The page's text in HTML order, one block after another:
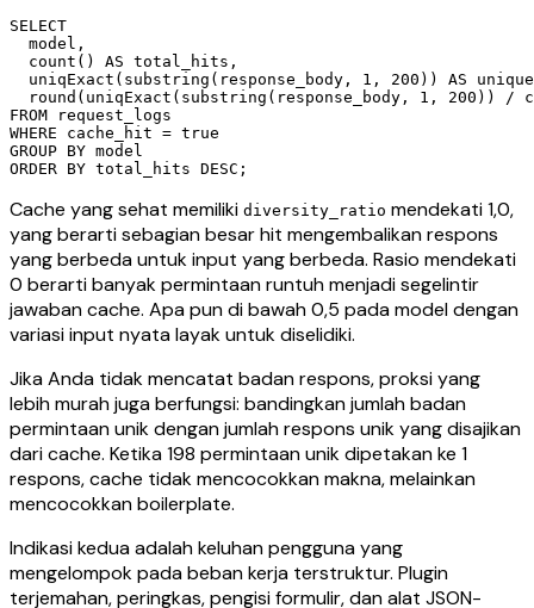
SELECT
  model,
  count() AS total_hits,
uniqExact(substring(response_body, 1, 200)) AS
round(uniqExact(substring(response_body, 1, 200)) /
FROM request_logs
WHERE cache_hit = true
GROUP BY model
Cache yang sehat memiliki diversity_ratio mendekati 1,0,
yang berarti sebagian besar hit mengembalikan respons
yang berbeda untuk input yang berbeda. Rasio mendekati
0 berarti banyak permintaan runtuh menjadi segelintir
jawaban cache. Apa pun di bawah 0,5 pada model dengan
variasi input nyata layak untuk diselidiki.
Jika Anda tidak mencatat badan respons, proksi yang
lebih murah juga berfungsi: bandingkan jumlah badan
permintaan unik dengan jumlah respons unik yang disajikan
dari cache. Ketika 198 permintaan unik dipetakan ke 1
respons, cache tidak mencocokkan makna, melainkan
mencocokkan boilerplate.
Indikasi kedua adalah keluhan pengguna yang
mengelompok pada beban kerja terstruktur. Plugin
terjemahan, peringkas, pengisi formulir, dan alat JSON-